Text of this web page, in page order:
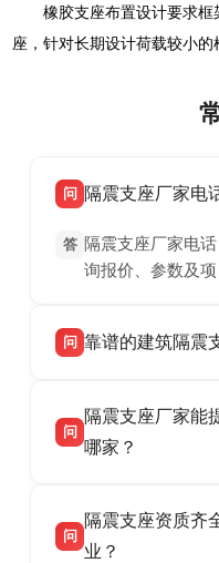
橡胶支座布置设计要求
座，针对长期设计荷载较小的
问 隔震支座厂家电
答 隔震支座厂家电
询报价、参数及项
问 靠谱的建筑隔震
震支座厂家，专
HDR 高阻尼、
话：13323182312
问
隔震支座厂家能
哪家？
产厂家，可提供
供货、现场安装指
问
隔震支座资质齐
业？